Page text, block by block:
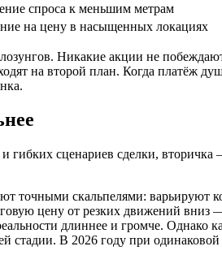
спроса к меньшим метрам
на цену в насыщенных локациях
Никакие акции не
на второй план. Когда платёж
гибких сценариев сделки,
точными скальпелями: варьируют
цену от резких движений
длиннее и громче.
В 2026 году при